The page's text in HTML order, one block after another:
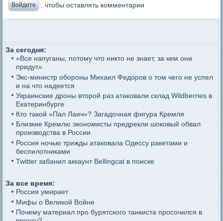
Войдите , чтобы оставлять комментарии
За сегодня:
«Все напуганы, потому что никто не знает, за кем они
придут»
Экс-министр обороны Михаил Федоров о том чего не успел
и на что надеется
Украинские дроны второй раз атаковали склад Wildberries в
Екатеринбурге
Кто такой «Пал Лаич»? Загадочная фигура Кремля
Близкие Кремлю экономисты предрекли шоковый обвал
производства в России
Россия ночью трижды атаковала Одессу ракетами и
беспилотниками
Twitter забанил аккаунт Bellingcat в поиске
За все время:
Россия умирает
Мифы о Великой Войне
Почему материал про бурятского танкиста просочился в